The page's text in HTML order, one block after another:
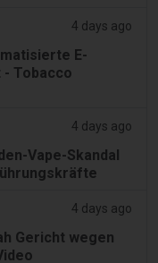
4 days ago
E-
Tobacco
4 days ago
Vape-Skandal
4 days ago
Gericht wegen